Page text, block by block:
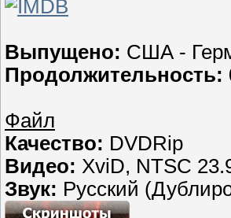
Выпущено: США -
Продолжительность:
Файл
Качество: DVDRip
Видео: XviD, NTSC
Звук: Русский